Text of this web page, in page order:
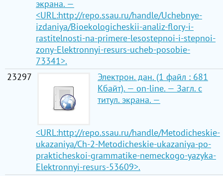
экрана. —
<URL:http://repo.ssau.ru/handle/Uchebnye-
izdaniya/Bioekologicheskii-analiz-flory-i-
rastitelnosti-na-primere-lesostepnoi-i-stepnoi-
zony-Elektronnyi-resurs-ucheb-posobie-
73341>.
23297
Электрон. дан. (1 файл : 681
Кбайт). — on-line. — Загл. с
титул. экрана. —
<URL:http://repo.ssau.ru/handle/Metodicheskie-
ukazaniya/Ch-2-Metodicheskie-ukazaniya-po-
prakticheskoi-grammatike-nemeckogo-yazyka-
Elektronnyi-resurs-53609>.